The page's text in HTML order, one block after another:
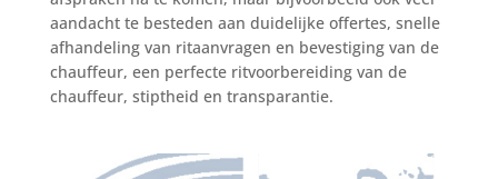
aandacht te besteden aan duidelijke offertes, snelle
afhandeling van ritaanvragen en bevestiging van de
chauffeur, een perfecte ritvoorbereiding van de
chauffeur, stiptheid en transparantie.